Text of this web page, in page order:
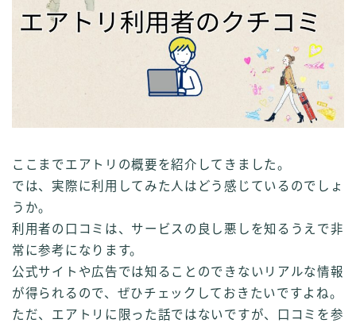
ここまでエアトリの概要を紹介してきました。
では、実際に利用してみた人はどう感じているのでしょ
うか。
利用者の口コミは、サービスの良し悪しを知るうえで非
常に参考になります。
公式サイトや広告では知ることのできないリアルな情報
が得られるので、ぜひチェックしておきたいですよね。
ただ、エアトリに限った話ではないですが、口コミを参